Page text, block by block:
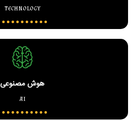
technology
هوش مصنوعی
ai